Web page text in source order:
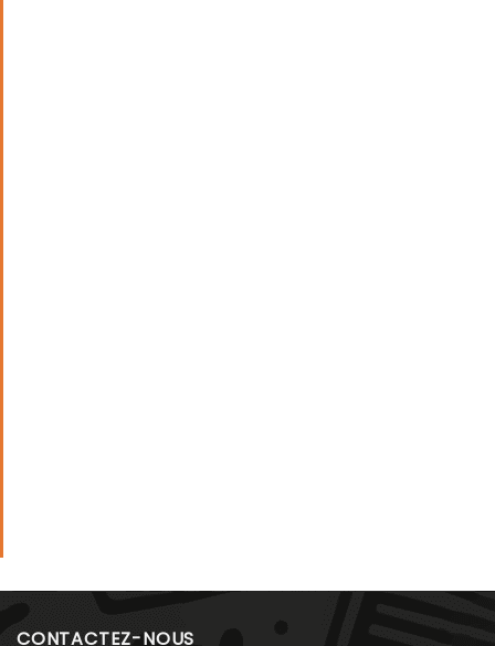
CONTACTEZ-NOUS